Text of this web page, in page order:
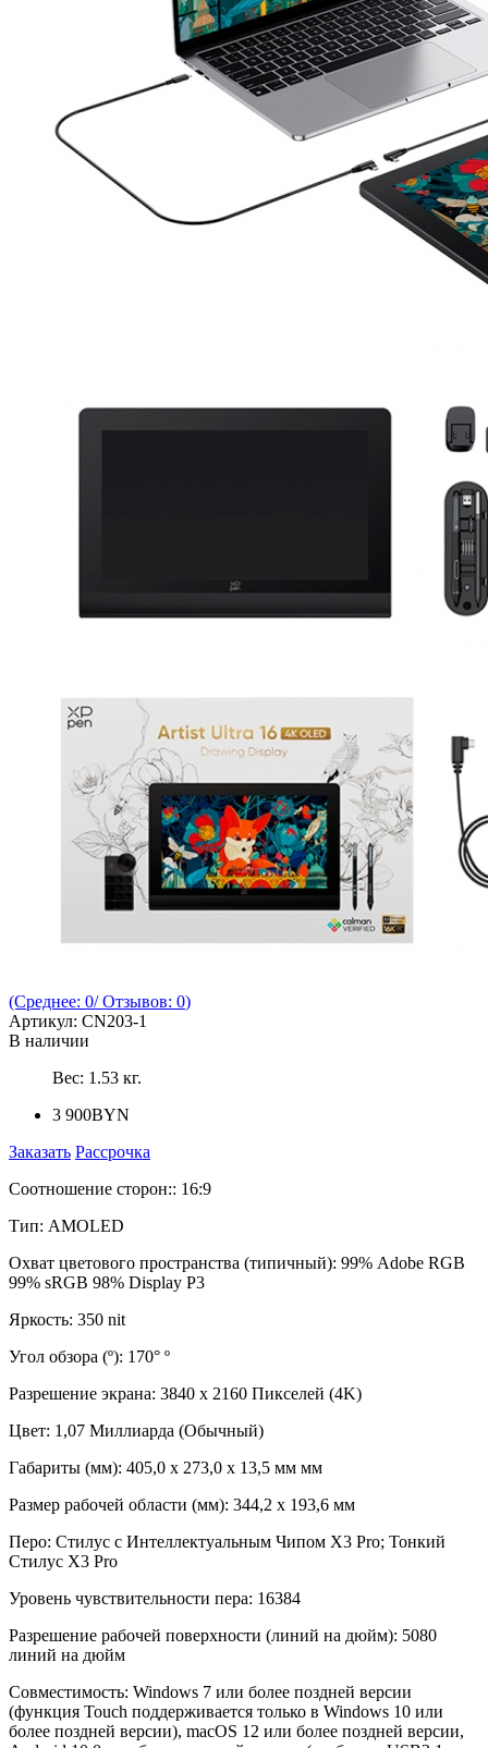
(Среднее: 0/ Отзывов: 0)
Артикул: CN203-1
В наличии
Вес: 1.53 кг.
3 900BYN
Заказать Рассрочка
Соотношение сторон:: 16:9
Тип: AMOLED
Охват цветового пространства (типичный): 99% Adobe RGB
99% sRGB 98% Display P3
Яркость: 350 nit
Угол обзора (º): 170° º
Разрешение экрана: 3840 x 2160 Пикселей (4K)
Цвет: 1,07 Миллиарда (Обычный)
Габариты (мм): 405,0 x 273,0 x 13,5 мм мм
Размер рабочей области (мм): 344,2 x 193,6 мм
Перо: Стилус с Интеллектуальным Чипом X3 Pro; Тонкий
Стилус X3 Pro
Уровень чувствительности пера: 16384
Разрешение рабочей поверхности (линий на дюйм): 5080
линий на дюйм
Совместимость: Windows 7 или более поздней версии
(функция Touch поддерживается только в Windows 10 или
более поздней версии), macOS 12 или более поздней версии,